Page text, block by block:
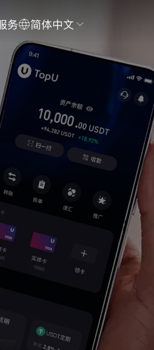
务 简体中文